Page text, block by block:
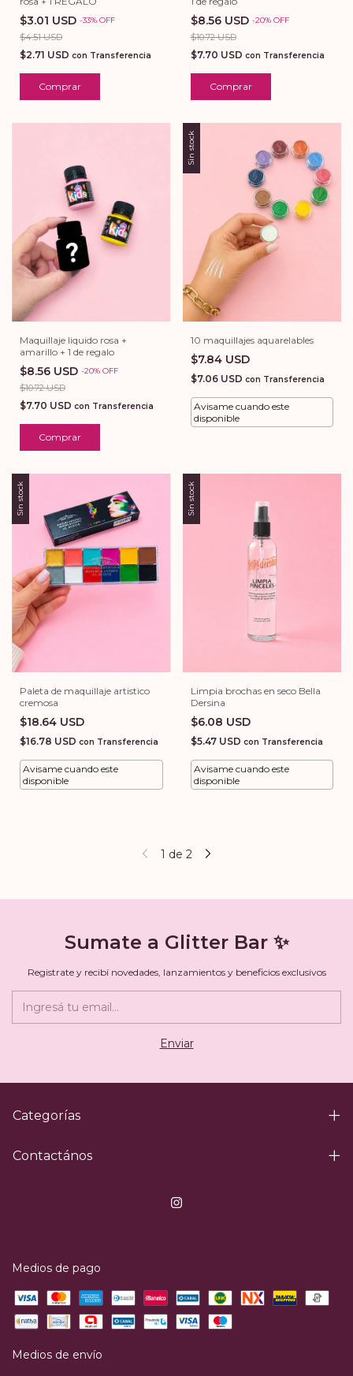
$3.01 USD -33% OFF
$4.51 USD
$2.71 USD con Transferencia
$8.56 USD -20% OFF
$10.72 USD
$7.70 USD con Transferencia
Maquillaje liquido rosa +
amarillo + 1 de regalo
$8.56 USD -20% OFF
$10.72 USD
$7.70 USD con Transferencia
Sin stock
10 maquillajes aquarelables
$7.84 USD
$7.06 USD con Transferencia
Avisame cuando este
disponible
Sin stock
Paleta de maquillaje artistico
cremosa
$18.64 USD
$16.78 USD con Transferencia
Avisame cuando este
disponible
Sin stock
Limpia brochas en seco Bella
Dersina
$6.08 USD
$5.47 USD con Transferencia
Avisame cuando este
disponible
1 de 2
Sumate a Glitter Bar ✨
Registrate y recibí novedades, lanzamientos y beneficios exclusivos
Categorías
Contactános
Medios de pago
Medios de envío